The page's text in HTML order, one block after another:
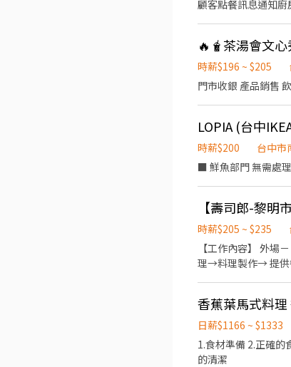
顧客點餐訊息通知
🔥🧋茶湯會文
時薪$196 ~ $205
LOPIA (台中
時薪$200
台中市
■ 鮮魚部門 無需處
【壽司郎-黎明
時薪$205 ~ $235
【工作內容】 外
理→料理製作→ 提供
香蕉葉馬式料理
日薪$1166 ~ $1333
1.食材準備 2.正確
的清潔